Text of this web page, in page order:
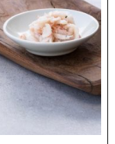
로 풀메김하여
건입니다. 통기성과
림이 적어 사용이
께도 좋은 천연
기관지 약, 그릇
용 된 수세미
로 기른 수세미
말려 맑은 햇볕을